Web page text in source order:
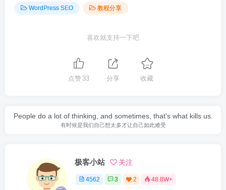
WordPress SEO 教程分享
喜欢就支持一下吧
点赞 33 分享 收藏
People do a lot of thinking, and sometimes, that's what kills us.
有时候是我们自己想太多才让自己如此难受
极客小站 关注
4562 3 2 48.8W+